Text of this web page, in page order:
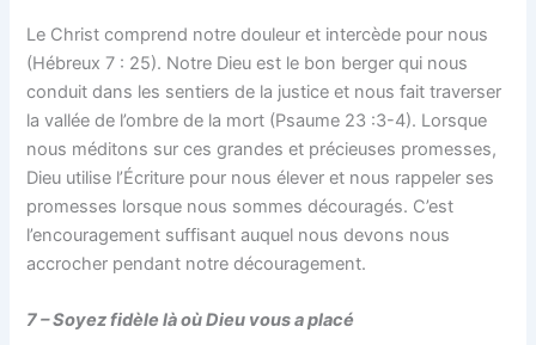
Le Christ comprend notre douleur et intercède pour nous
(Hébreux 7 : 25). Notre Dieu est le bon berger qui nous
conduit dans les sentiers de la justice et nous fait traverser
la vallée de l’ombre de la mort (Psaume 23 :3-4). Lorsque
nous méditons sur ces grandes et précieuses promesses,
Dieu utilise l’Écriture pour nous élever et nous rappeler ses
promesses lorsque nous sommes découragés. C’est
l’encouragement suffisant auquel nous devons nous
accrocher pendant notre découragement.
7 – Soyez fidèle là où Dieu vous a placé